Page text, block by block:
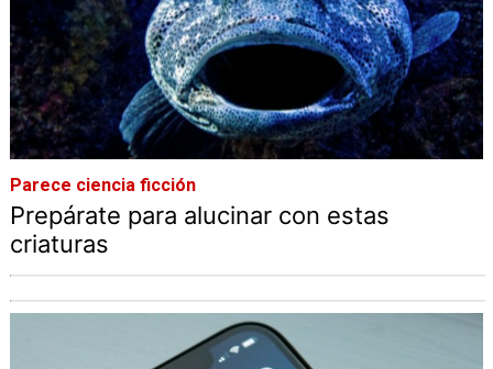
Parece ciencia ficción
Prepárate para alucinar con estas
criaturas